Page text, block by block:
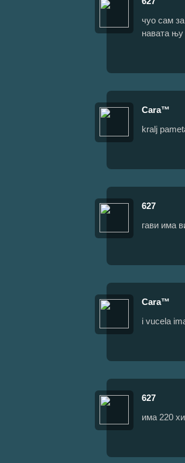
чуо сам
навата њу
Cara™
kralj
627
гави има
Cara™
i vucela
627
има 220